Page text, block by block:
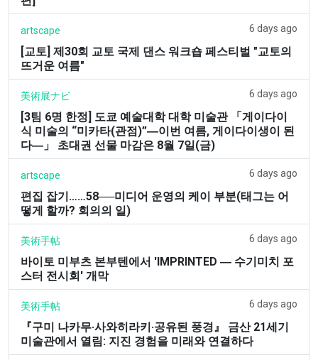
artscape 6 days ago
[교토] 제30회 교토 국제 댄스 워크숍 페스티벌 "교토의
뜨거운 여름"
美術展ナビ 6 days ago
[3팀 6명 한정] 도쿄 예술대학 대학 미술관 「게이다이
식 미술의 “미카타(관점)”―이번 여름, 게이다이생이 된
다―」 초대권 선물 마감은 8월 7일(금)
artscape 6 days ago
편집 잡기……58──미디어 운영의 케이 부분(태그는 어
떻게 할까? 회의의 일)
美術手帖 6 days ago
바이토 미부츠 본부텐에서 'IMPRINTED ― 수기미치 포
스터 전시회' 개막
美術手帖 6 days ago
『구미 나카무·사와히라키·공유된 풍경』 금산 21세기
미술관에서 열림: 지진 경험을 미래와 연결하다